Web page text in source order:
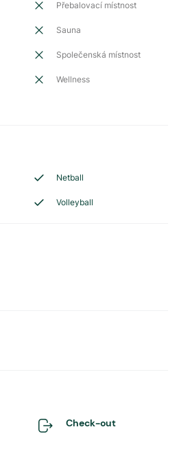
Přebalovací místnost
Sauna
Společenská místnost
Wellness
Netball
Volleyball
Check-out